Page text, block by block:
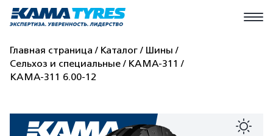
Главная страница Каталог
Шины
Сельхоз и специальные
КАМА-311
КАМА-311 6.00-12